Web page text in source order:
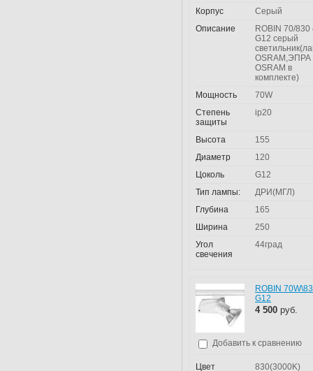
Корпус
Серый
Описание
ROBIN 70/830
G12 серый
OSRAM,ЭПРА
OSRAM в
комплекте)
Мощность
70W
Степень
защиты
ip20
Высота
155
Диаметр
120
Цоколь
G12
Тип лампы:
ДРИ(МГЛ)
Глубина
165
Ширина
250
Угол
свечения
44град
ROBIN
G12
4 500 руб.
Добавить к сравнению
Цвет 830(3000K)